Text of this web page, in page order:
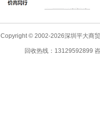
Copyright © 2002-2026深圳平大商
回收热线：13129592899